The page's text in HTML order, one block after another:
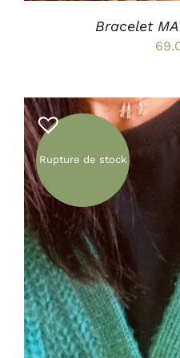
Bracelet
Rupture de stock